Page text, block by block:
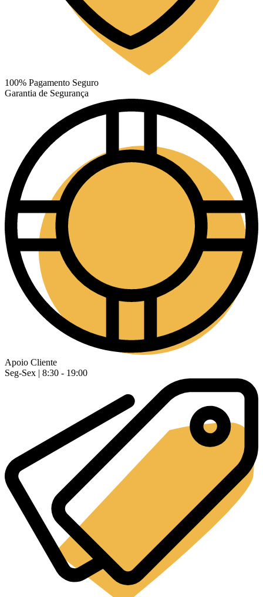
100% Pagamento Seguro
Garantia de Segurança
Apoio Cliente
Seg-Sex | 8:30 - 19:00